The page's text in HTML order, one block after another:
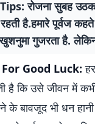
रोजना सुबह
रहती है.हमारे पूर्वज
गुजरता है.
Good Luck:
है कि उसे जीवन में
बावजूद भी धन हानी